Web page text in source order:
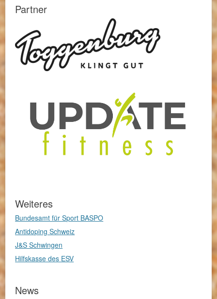
Partner
Weiteres
Bundesamt für Sport BASPO
Antidoping Schweiz
J&S Schwingen
Hilfskasse des ESV
News